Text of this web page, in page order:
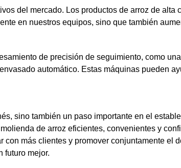
del mercado. Los productos de arroz de alta
en nuestros equipos, sino que también
de precisión de seguimiento, como
automático. Estas máquinas pueden
sino también un paso importante en el
de arroz eficientes, convenientes y
más clientes y promover conjuntamente el
futuro mejor.